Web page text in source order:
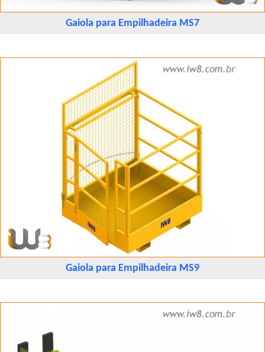
Gaiola para Empilhadeira MS7
Gaiola para Empilhadeira MS9